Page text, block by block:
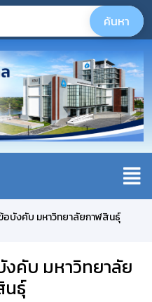
อบังคับ มหาวิทยาลัยกาฬสินธุ์
งคับ มหาวิทยาลัย
นธุ์